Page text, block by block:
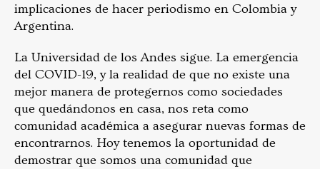
implicaciones de hacer periodismo en Colombia y
Argentina.
La Universidad de los Andes sigue. La emergencia
del COVID-19, y la realidad de que no existe una
mejor manera de protegernos como sociedades
que quedándonos en casa, nos reta como
comunidad académica a asegurar nuevas formas de
encontrarnos. Hoy tenemos la oportunidad de
demostrar que somos una comunidad que